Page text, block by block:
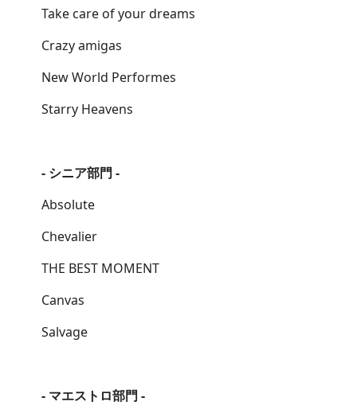
Take care of your dreams
Crazy amigas
New World Performes
Starry Heavens
- シニア部門 -
Absolute
Chevalier
THE BEST MOMENT
Canvas
Salvage
- マエストロ部門 -